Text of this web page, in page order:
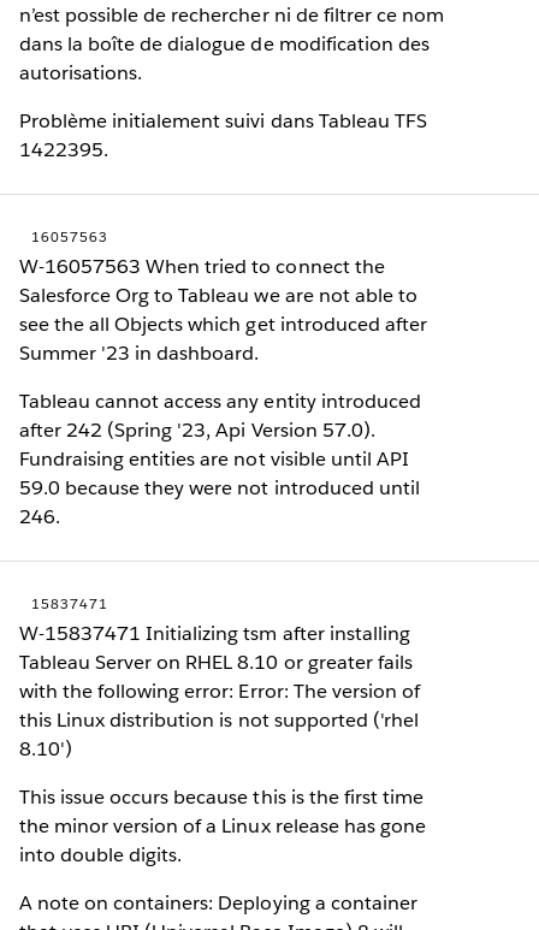
n’est possible de rechercher ni de filtrer ce nom
dans la boîte de dialogue de modification des
autorisations.
Problème initialement suivi dans Tableau TFS
1422395.
16057563
W-16057563 When tried to connect the
Salesforce Org to Tableau we are not able to
see the all Objects which get introduced after
Summer '23 in dashboard.
Tableau cannot access any entity introduced
after 242 (Spring '23, Api Version 57.0).
Fundraising entities are not visible until API
59.0 because they were not introduced until
246.
15837471
W-15837471 Initializing tsm after installing
Tableau Server on RHEL 8.10 or greater fails
with the following error: Error: The version of
this Linux distribution is not supported ('rhel
8.10')
This issue occurs because this is the first time
the minor version of a Linux release has gone
into double digits.
A note on containers: Deploying a container